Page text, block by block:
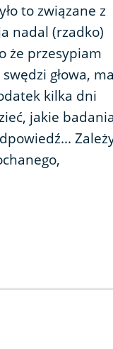
to związane z
nadal (rzadko)
że przesypiam
głowa,
kilka dni
jakie badania